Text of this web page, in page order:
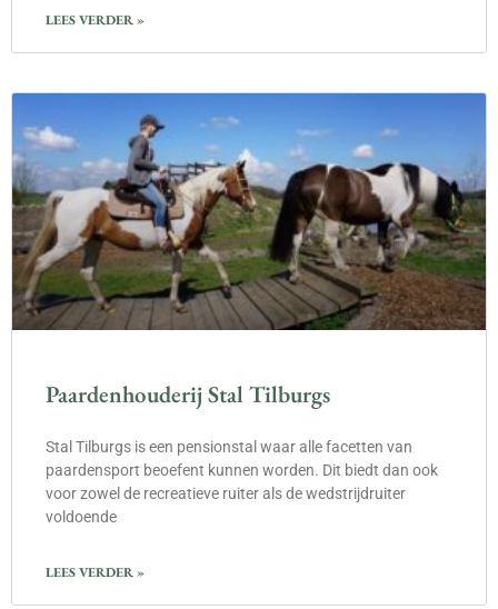
LEES VERDER »
Paardenhouderij Stal Tilburgs
Stal Tilburgs is een pensionstal waar alle facetten van
paardensport beoefent kunnen worden. Dit biedt dan ook
voor zowel de recreatieve ruiter als de wedstrijdruiter
voldoende
LEES VERDER »